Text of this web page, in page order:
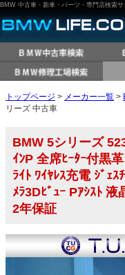
トップページ > メーカー一覧 >
リーズ 中古車
BMW 5シリーズ
ｲﾝP 全席ﾋｰﾀｰ付黒
ﾗｲﾄ ﾜｲﾔﾚｽ充電 ｼﾞｪ
ﾒﾗ3Dﾋﾞｭｰ Pｱｼｽﾄ 液
2年保証